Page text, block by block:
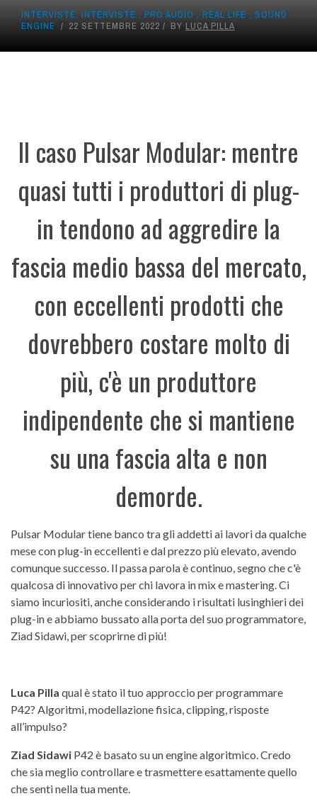
INTERVISTE, INTERVISTE , PRO AUDIO , REAL LIFE , SOUND
ENGINE
22 SETTEMBRE 2022 BY LUCA PILLA
Il caso Pulsar Modular: mentre
quasi tutti i produttori di plug-
in tendono ad aggredire la
fascia medio bassa del mercato,
con eccellenti prodotti che
dovrebbero costare molto di
più, c'è un produttore
indipendente che si mantiene
su una fascia alta e non
demorde.
Pulsar Modular tiene banco tra gli addetti ai lavori da qualche
mese con plug-in eccellenti e dal prezzo più elevato, avendo
comunque successo. Il passa parola è continuo, segno che c'è
qualcosa di innovativo per chi lavora in mix e mastering. Ci
siamo incuriositi, anche considerando i risultati lusinghieri dei
plug-in e abbiamo bussato alla porta del suo programmatore,
Ziad Sidawi, per scoprirne di più!
Luca Pilla qual è stato il tuo approccio per programmare
P42? Algoritmi, modellazione fisica, clipping, risposte
all’impulso?
Ziad Sidawi P42 è basato su un engine algoritmico. Credo
che sia meglio controllare e trasmettere esattamente quello
che senti nella tua mente.